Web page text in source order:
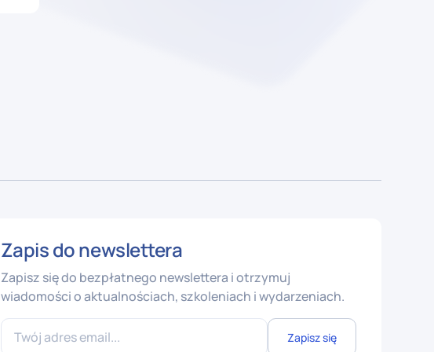
Zapis do newslettera
Zapisz się do bezpłatnego newslettera i otrzymuj
wiadomości o aktualnościach, szkoleniach i wydarzeniach.